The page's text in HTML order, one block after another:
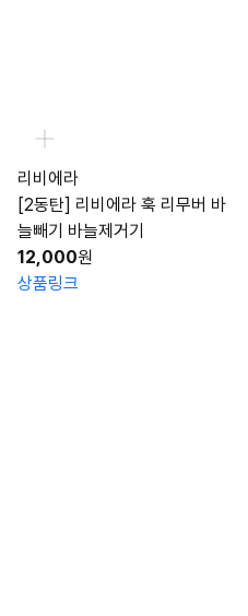
리비에라
[2동탄] 리비에라 훅 리무버 바
늘빼기 바늘제거기
12,000원
상품링크